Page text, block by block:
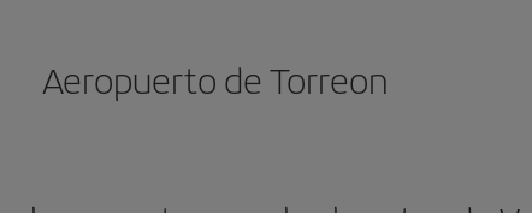
Aeropuerto de Torreon